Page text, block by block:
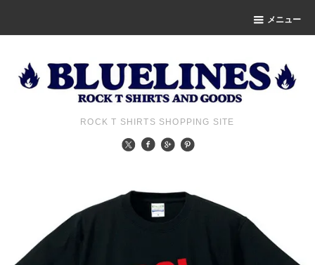
メニュー
ROCK T SHIRTS SHOPPING SITE